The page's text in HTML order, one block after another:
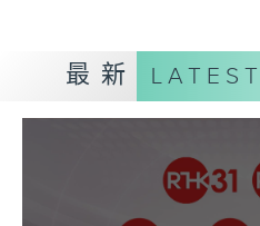
最新 LATEST